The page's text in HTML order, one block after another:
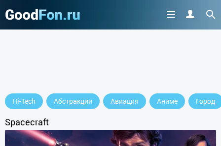
Hi-Tech Абстракции Авиация Аниме Город
Spacecraft